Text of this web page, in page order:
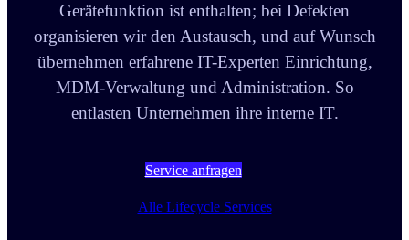
Gerätefunktion ist enthalten; bei Defekten
organisieren wir den Austausch, und auf Wunsch
übernehmen erfahrene IT-Experten Einrichtung,
MDM-Verwaltung und Administration. So
entlasten Unternehmen ihre interne IT.
Service anfragen
Alle Lifecycle Services